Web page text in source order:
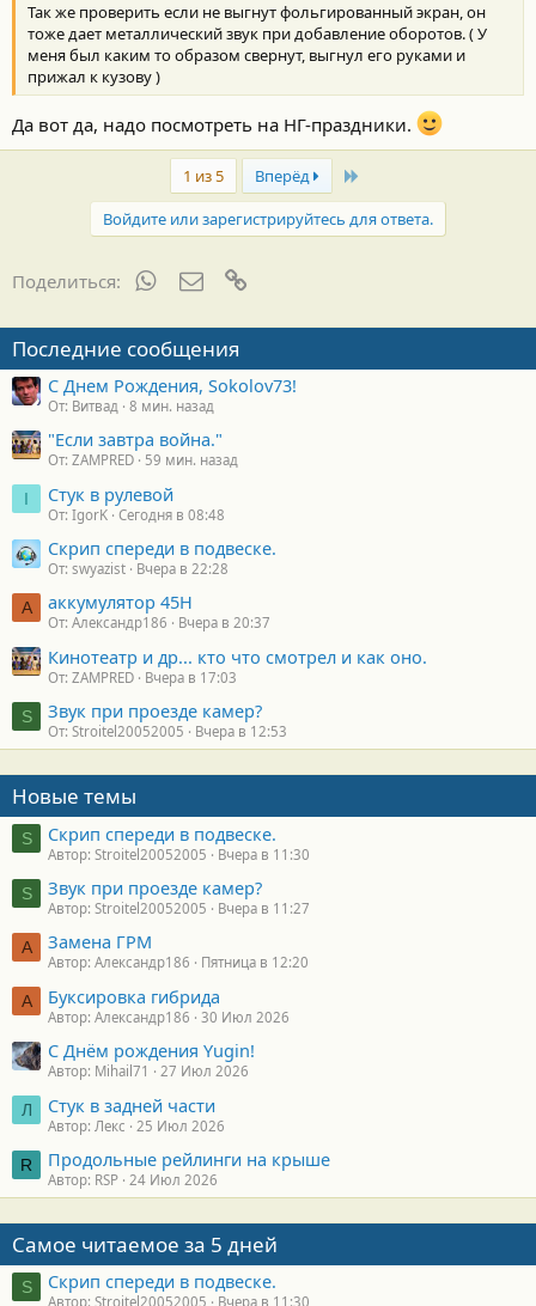
и
:
Так же проверить если не выгнут фольгированный экран, он
тоже дает металлический звук при добавление оборотов. ( У
меня был каким то образом свернут, выгнул его руками и
прижал к кузову )
Да вот да, надо посмотреть на НГ-праздники.
1 из 5 Вперёд Last
Войдите или зарегистрируйтесь для ответа.
Поделиться: WhatsAppЭлектронная почта
Последние сообщения
С Днем Рождения, Sokolov73!
От: Витвад 8 мин. назад
"Если завтра война."
От: ZAMPRED 59 мин. назад
I Стук в рулевой
От: IgorK Сегодня в 08:48
Скрип спереди в подвеске.
От: swyazist Вчера в 22:28
А аккумулятор 45H
От: Александр186 Вчера в 20:37
Кинотеатр и др... кто что смотрел и как оно.
От: ZAMPRED Вчера в 17:03
S Звук при проезде камер?
От: Stroitel20052005 Вчера в 12:53
Новые темы
S Скрип спереди в подвеске.
Автор: Stroitel20052005 Вчера в 11:30
S Звук при проезде камер?
Автор: Stroitel20052005 Вчера в 11:27
А Замена ГРМ
Автор: Александр186 Пятница в 12:20
А Буксировка гибрида
Автор: Александр186 30 Июл 2026
С Днём рождения Yugin!
Автор: Mihail71 27 Июл 2026
Л Стук в задней части
Автор: Лекс 25 Июл 2026
R Продольные рейлинги на крыше
Автор: RSP 24 Июл 2026
Самое читаемое за 5 дней
S Скрип спереди в подвеске.
Автор: Stroitel20052005 Вчера в 11:30